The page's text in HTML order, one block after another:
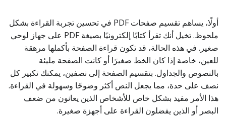
أولًا، يساهم تقسيم صفحات PDF في تحسين تجربة القراءة بشكل
ملحوظ. تخيل أنك تقرأ كتابًا إلكترونيًا بصيغة PDF على جهاز لوحي
صغير. في هذه الحالة، قد تكون قراءة الصفحة بأكملها مرهقة
للعين، خاصة إذا كان الخط صغيرًا أو كانت الصفحة مليئة
بالنصوص والجداول. بتقسيم الصفحة إلى نصفين، يمكنك تكبير كل
نصف على حدة، مما يجعل النص أكثر وضوحًا وسهولة في القراءة.
هذا الأمر مفيد بشكل خاص للأشخاص الذين يعانون من ضعف
البصر أو الذين يفضلون القراءة على أجهزة صغيرة.